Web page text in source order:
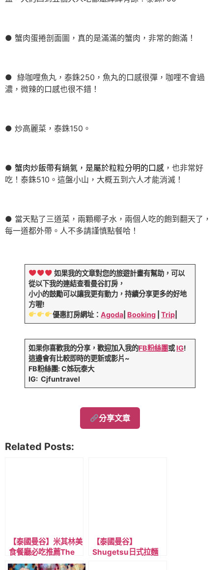
● 蟹肉蛋捲剖面圖，真的是滿滿的蟹肉，非常的飽滿！
● 綠咖哩魚丸，泰銖250，魚丸的口感很彈，咖哩不會過
濃，微辣的口感也很不錯！
● 炒高麗菜，泰銖150。
● 蟹肉炒飯帶有鍋氣，是屬於粒粒分明的口感 ，也非常好
吃！泰銖510。這盤小山，大概五到六人才能消滅！
● 當天點了三道菜，兩顆椰子水，兩個人吃的飽到翻天了，
每一道都外帶。人不多請謹慎點餐哈！
如果我的文章對您的旅遊計畫有幫助，可以
從以下我的連結查看曼谷訂房，
小小的鼓勵可以讓我更有動力，持續分享更多的好地
方喔!
優惠訂房網址：Agoda Booking |Trip
如果你喜歡我的分享，歡迎加入我的FB粉絲團或IG!
這邊會有比較即時的更新或影片~
FB粉絲團: C姊玩泰大
IG: Cjfuntravel
分享文章
Related Posts:
【泰國曼谷】米其林美
食餐廳必吃推薦The
Local 連續六年米其
【泰國曼谷】
Shugetsu日式拉麵